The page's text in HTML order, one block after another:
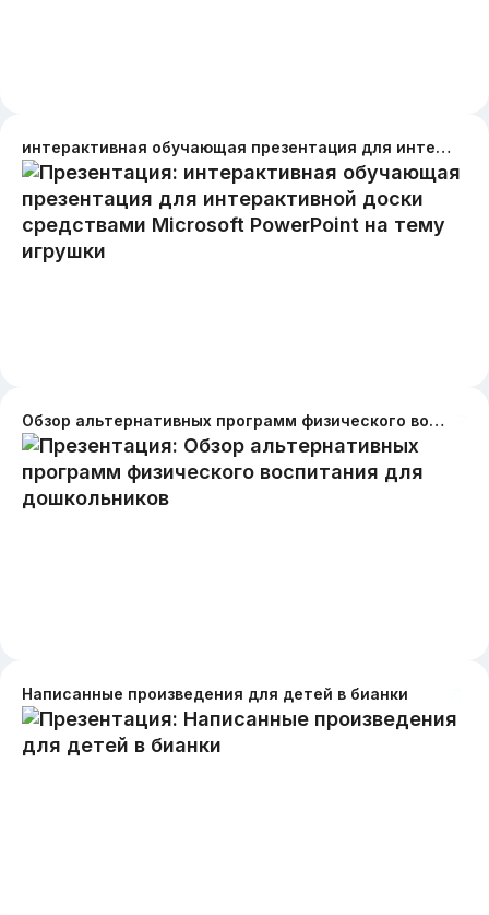
интерактивная обучающая презентация для интерактивной доски средствами Microsoft PowerPoint на тему игрушки
Обзор альтернативных программ физического воспитания для дошкольников
Написанные произведения для детей в бианки